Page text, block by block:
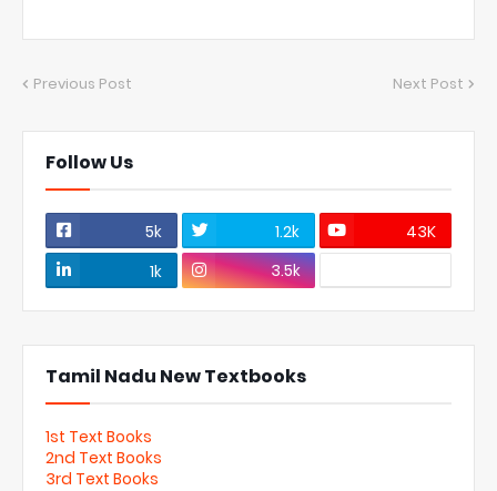
Previous Post Next Post
Follow Us
5k 1.2k
43K
1k
3.5k
Tamil Nadu New Textbooks
1st Text Books
2nd Text Books
3rd Text Books